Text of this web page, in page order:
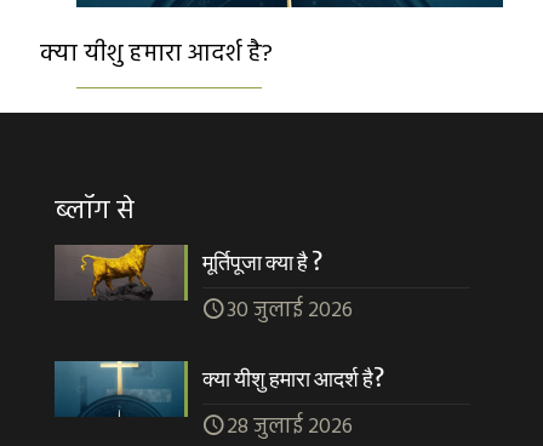
क्या यीशु हमारा आदर्श है?
ब्लॉग से
मूर्तिपूजा क्या है ?
30 जुलाई 2026
क्या यीशु हमारा आदर्श है?
28 जुलाई 2026